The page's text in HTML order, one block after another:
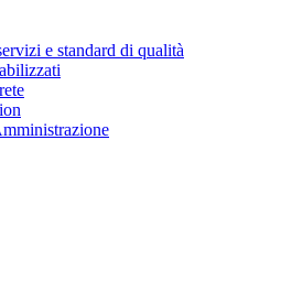
e standard di qualità